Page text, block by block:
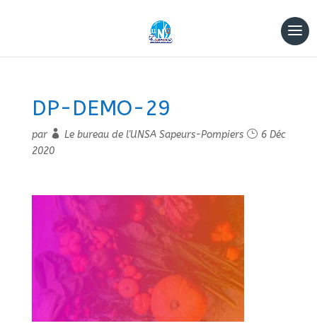
DP-DEMO-29
par Le bureau de l'UNSA Sapeurs-Pompiers
6 Déc
2020